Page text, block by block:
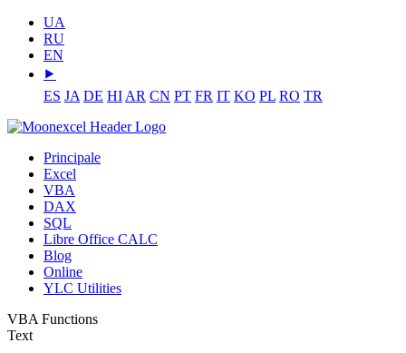
UA
RU
EN
⯈
ES JA DE HI AR CN PT FR IT KO PL RO TR
Principale
Excel
VBA
DAX
SQL
Libre Office CALC
Blog
Online
YLC Utilities
VBA Functions
Text